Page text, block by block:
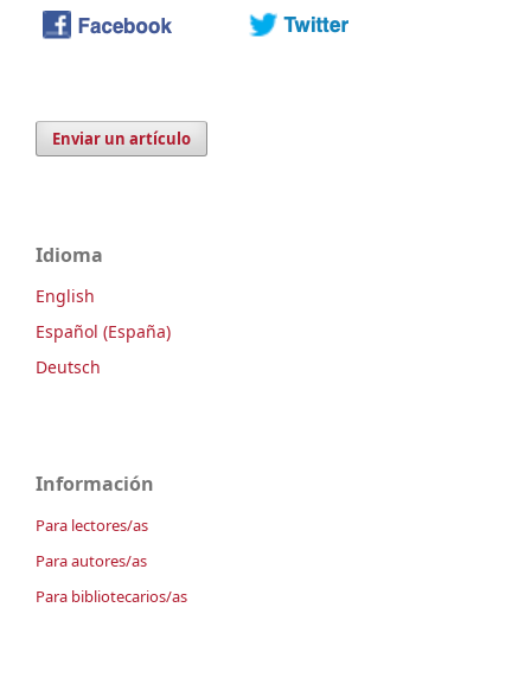
Enviar un artículo
Idioma
English
Español (España)
Deutsch
Información
Para lectores/as
Para autores/as
Para bibliotecarios/as